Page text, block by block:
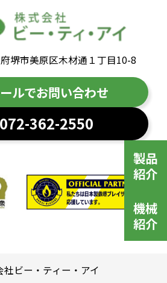
製品
紹介
機械
紹介
堺市美原区木材通１丁目10-8
ルでお問い合わせ
072-362-2550
ビー・ティー・アイ